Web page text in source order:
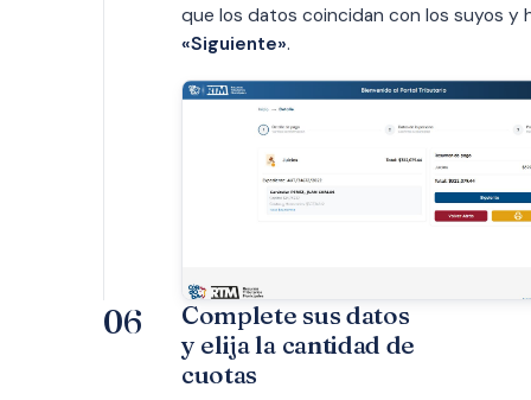
que los datos coincidan con los suyos y
«Siguiente».
06
Complete sus datos
y elija la cantidad de
cuotas